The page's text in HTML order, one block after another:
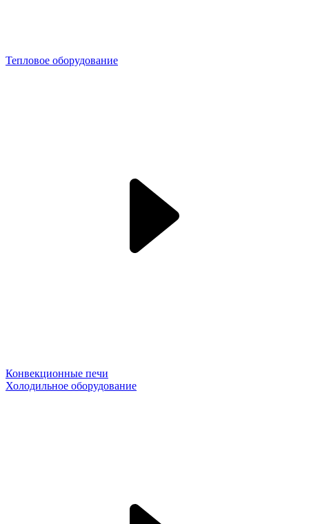
Тепловое оборудование
Конвекционные печи
Холодильное оборудование